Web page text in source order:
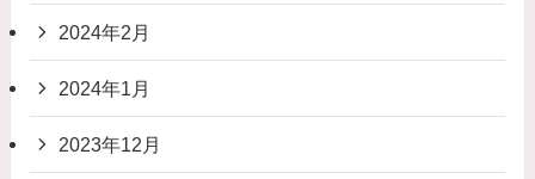
2024年2月
2024年1月
2023年12月